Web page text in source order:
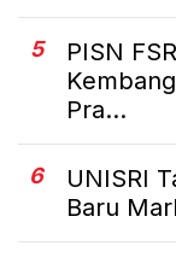
5
PISN
Pra...
6
UNISRI
Baru